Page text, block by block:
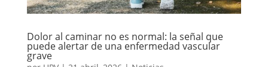
Dolor al caminar no es normal: la señal que
puede alertar de una enfermedad vascular
grave